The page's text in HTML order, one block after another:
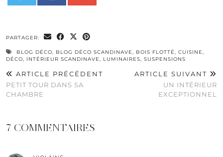
PARTAGER:
BLOG DÉCO, BLOG DÉCO SCANDINAVE, BOIS FLOTTÉ, CUISINE,
DÉCO, INTÉRIEUR SCANDINAVE, LUMINAIRES, SUSPENSIONS
ARTICLE PRÉCÉDENT
PETIT TOUR DANS SA
CHAMBRE
ARTICLE SUIVANT
UN INTÉRIEUR
EXCEPTIONNEL
7 COMMENTAIRES